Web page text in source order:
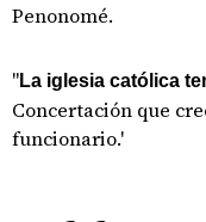
Penonomé.
"La iglesia católica
Concertación que
funcionario.'